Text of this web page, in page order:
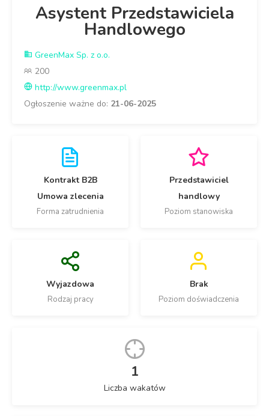
Asystent Przedstawiciela
Handlowego
GreenMax Sp. z o.o.
200
http://www.greenmax.pl
Ogłoszenie ważne do: 21-06-2025
Kontrakt B2B
Umowa zlecenia
Forma zatrudnienia
Przedstawiciel
handlowy
Poziom stanowiska
Wyjazdowa
Rodzaj pracy
Brak
Poziom doświadczenia
1
Liczba wakatów